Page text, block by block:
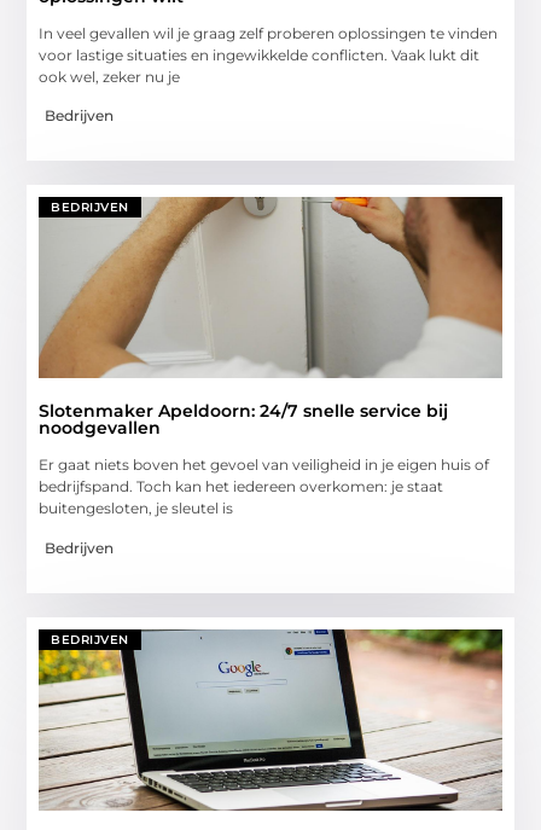
In veel gevallen wil je graag zelf proberen oplossingen te vinden
voor lastige situaties en ingewikkelde conflicten. Vaak lukt dit
ook wel, zeker nu je
Bedrijven
BEDRIJVEN
Slotenmaker Apeldoorn: 24/7 snelle service bij
noodgevallen
Er gaat niets boven het gevoel van veiligheid in je eigen huis of
bedrijfspand. Toch kan het iedereen overkomen: je staat
buitengesloten, je sleutel is
Bedrijven
BEDRIJVEN